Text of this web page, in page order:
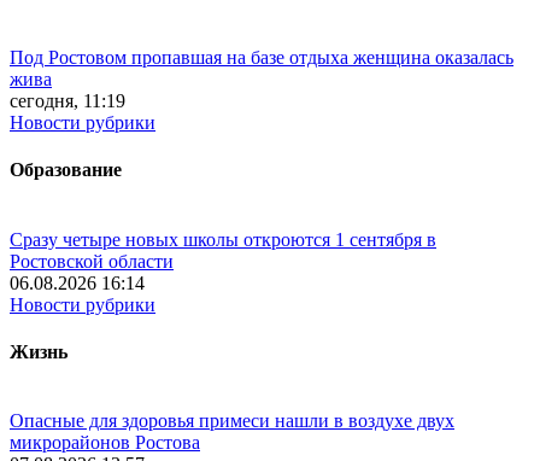
Под Ростовом пропавшая на базе отдыха женщина оказалась
жива
сегодня, 11:19
Новости рубрики
Образование
Сразу четыре новых школы откроются 1 сентября в
Ростовской области
06.08.2026 16:14
Новости рубрики
Жизнь
Опасные для здоровья примеси нашли в воздухе двух
микрорайонов Ростова